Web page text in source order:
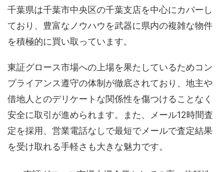
千葉県は千葉市中央区の千葉支店を中心にカバーし
ており、豊富なノウハウを武器に県内の複雑な物件
を積極的に買い取っています。
東証グロース市場への上場を果たしているためコン
プライアンス遵守の体制が徹底されており、地主や
借地人とのデリケートな関係性を傷つけることなく
安全に取引が進められます。また、メール12時間査
定を採用、営業電話なしで最短でメールで査定結果
を受け取れる手軽さも大きな魅力です。